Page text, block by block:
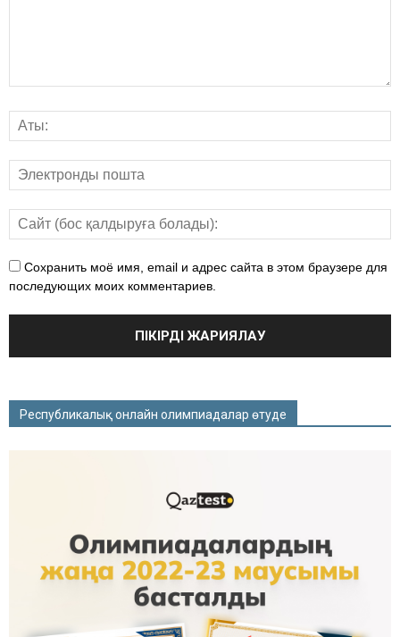
Сохранить моё имя, email и адрес сайта в этом браузере для
последующих моих комментариев.
Республикалық онлайн олимпиадалар өтуде